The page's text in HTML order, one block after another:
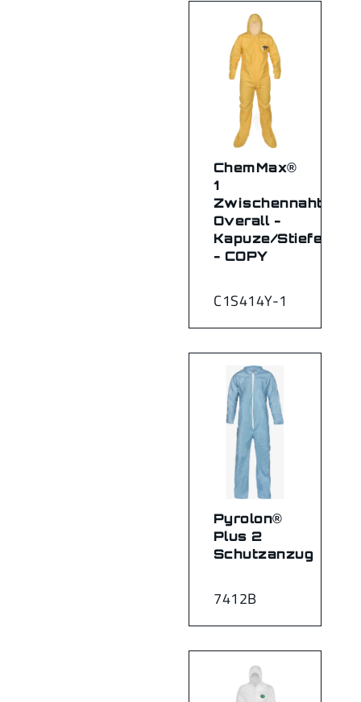
C1S414Y-1
ChemMax®
1
Zwischennaht-
Overall -
Kapuze/Stiefel
- COPY
7412B
Pyrolon®
Plus 2
Schutzanzug